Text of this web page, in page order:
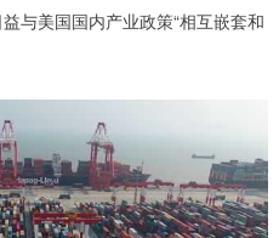
与美国国内产业政策“相互嵌套和